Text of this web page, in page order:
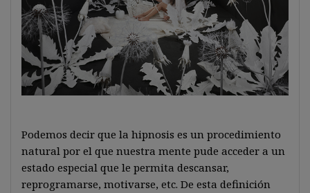
Podemos decir que la hipnosis es un procedimiento
natural por el que nuestra mente pude acceder a un
estado especial que le permita descansar,
reprogramarse, motivarse, etc. De esta definición